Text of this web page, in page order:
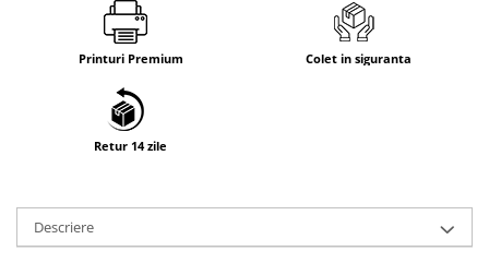
Printuri Premium Colet in siguranta
Retur 14 zile
Descriere